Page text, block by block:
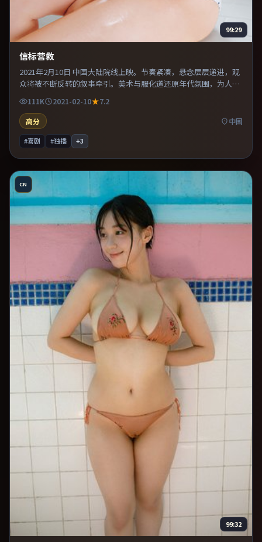
99:29
信标营救
2021年2月10日 中国大陆院线上映。节奏紧凑，悬念层层递进，观
众将被不断反转的叙事牵引。美术与服化道还原年代氛围，为人物
动机提供可信支撑。整体完成度较高，适合周末一口气看完。
111K 2021-02-10
7.2
高分
中国
#喜剧 #独播 +3
CN
99:32